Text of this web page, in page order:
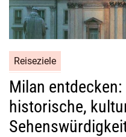
Reiseziele
Milan
historische,